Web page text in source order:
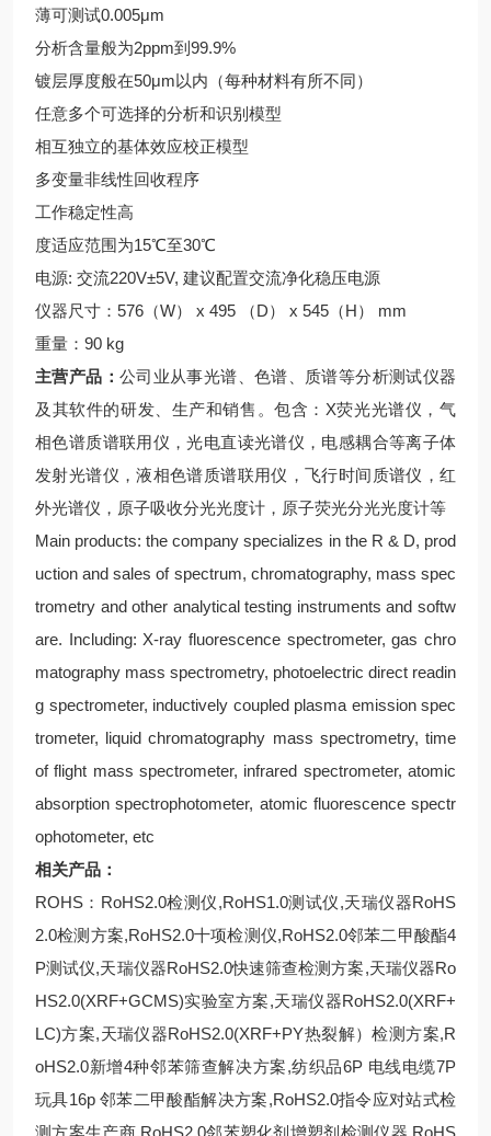
薄可测试0.005μm
分析含量般为2ppm到99.9%
镀层厚度般在50μm以内（每种材料有所不同）
任意多个可选择的分析和识别模型
相互独立的基体效应校正模型
多变量非线性回收程序
工作稳定性高
度适应范围为15℃至30℃
电源: 交流220V±5V, 建议配置交流净化稳压电源
仪器尺寸：576（W） x 495 （D） x 545（H） mm
重量：90 kg
主营产品： 公司业从事光谱、色谱、质谱等分析测试仪器
及其软件的研发、生产和销售。包含：X荧光光谱仪，气
相色谱质谱联用仪，光电直读光谱仪，电感耦合等离子体
发射光谱仪，液相色谱质谱联用仪，飞行时间质谱仪，红
外光谱仪，原子吸收分光光度计，原子荧光分光光度计等
Main products: the company specializes in the R & D, prod
uction and sales of spectrum, chromatography, mass spec
trometry and other analytical testing instruments and softw
are. Including: X-ray fluorescence spectrometer, gas chro
matography mass spectrometry, photoelectric direct readin
g spectrometer, inductively coupled plasma emission spec
trometer, liquid chromatography mass spectrometry, time
of flight mass spectrometer, infrared spectrometer, atomic
absorption spectrophotometer, atomic fluorescence spectr
ophotometer, etc
相关产品：
ROHS：RoHS2.0检测仪,RoHS1.0测试仪,天瑞仪器RoHS
2.0检测方案,RoHS2.0十项检测仪,RoHS2.0邻苯二甲酸酯4
P测试仪,天瑞仪器RoHS2.0快速筛查检测方案,天瑞仪器Ro
HS2.0(XRF+GCMS)实验室方案,天瑞仪器RoHS2.0(XRF+
LC)方案,天瑞仪器RoHS2.0(XRF+PY热裂解）检测方案,R
oHS2.0新增4种邻苯筛查解决方案,纺织品6P 电线电缆7P
玩具16p 邻苯二甲酸酯解决方案,RoHS2.0指令应对站式检
测方案生产商,RoHS2.0邻苯塑化剂增塑剂检测仪器,RoHS